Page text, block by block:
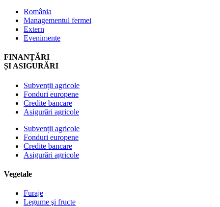
România
Managementul fermei
Extern
Evenimente
FINANȚĂRI
ȘI ASIGURĂRI
Subvenții agricole
Fonduri europene
Credite bancare
Asigurări agricole
Subvenții agricole
Fonduri europene
Credite bancare
Asigurări agricole
Vegetale
Furaje
Legume şi fructe